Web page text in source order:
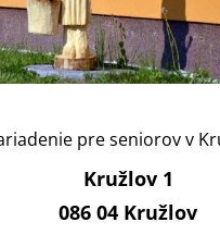
pre seniorov v
Kružlov 1
086 04 Kružlov